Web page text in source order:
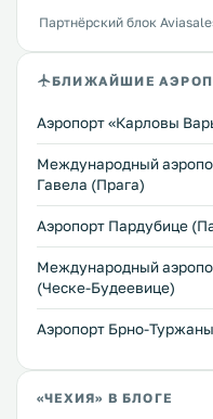
Партнёрский блок
БЛИЖАЙШИЕ
Аэропорт «Карловы
Международный
Гавела (Прага)
Аэропорт Пардубице
Международный
(Ческе-Будеевице)
Аэропорт Брно-
«ЧЕХИЯ» В БЛОГЕ